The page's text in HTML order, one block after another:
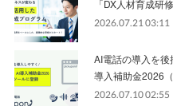
「DX人材育成研
2026.07.21 03:11
AI電話の導入を
導入補助金2026
2026.07.10 02:55